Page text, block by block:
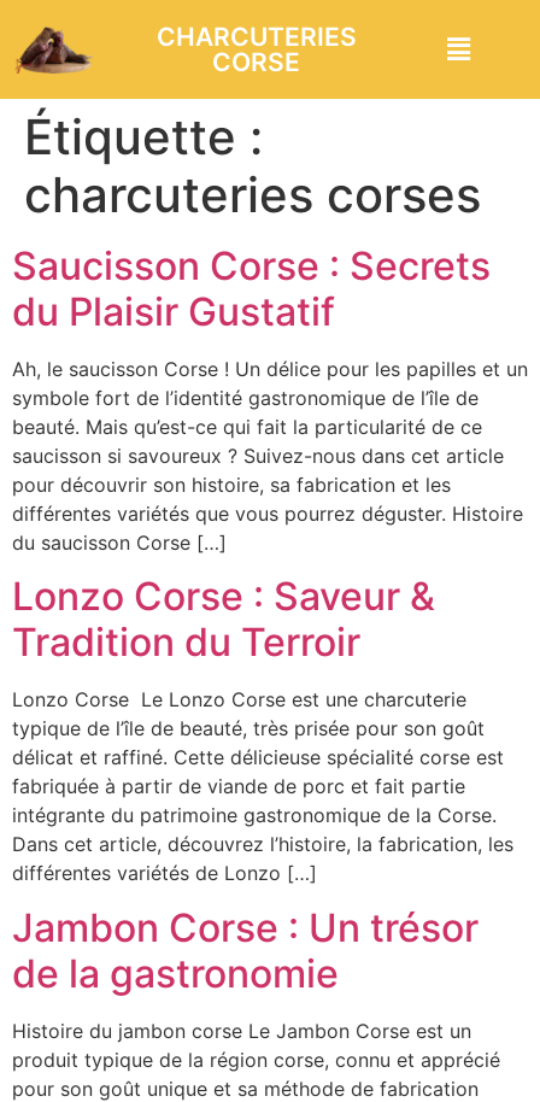
CHARCUTERIES
CORSE
Étiquette :
charcuteries corses
Saucisson Corse : Secrets
du Plaisir Gustatif
Ah, le saucisson Corse ! Un délice pour les papilles et un
symbole fort de l’identité gastronomique de l’île de
beauté. Mais qu’est-ce qui fait la particularité de ce
saucisson si savoureux ? Suivez-nous dans cet article
pour découvrir son histoire, sa fabrication et les
différentes variétés que vous pourrez déguster. Histoire
du saucisson Corse […]
Lonzo Corse : Saveur &
Tradition du Terroir
Lonzo Corse Le Lonzo Corse est une charcuterie
typique de l’île de beauté, très prisée pour son goût
délicat et raffiné. Cette délicieuse spécialité corse est
fabriquée à partir de viande de porc et fait partie
intégrante du patrimoine gastronomique de la Corse.
Dans cet article, découvrez l’histoire, la fabrication, les
différentes variétés de Lonzo […]
Jambon Corse : Un trésor
de la gastronomie
Histoire du jambon corse Le Jambon Corse est un
produit typique de la région corse, connu et apprécié
pour son goût unique et sa méthode de fabrication